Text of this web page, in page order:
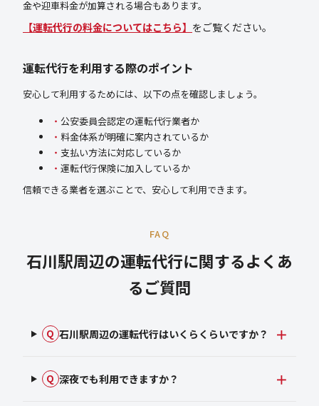
金や迎車料金が加算される場合もあります。
【運転代行の料金についてはこちら】 をご覧ください。
運転代行を利用する際のポイント
安心して利用するためには、以下の点を確認しましょう。
公安委員会認定の運転代行業者か
料金体系が明確に案内されているか
支払い方法に対応しているか
運転代行保険に加入しているか
信頼できる業者を選ぶことで、安心して利用できます。
FAQ
石川駅周辺の運転代行に関するよくあ
るご質問
Q 石川駅周辺の運転代行はいくらくらいですか？
Q 深夜でも利用できますか？